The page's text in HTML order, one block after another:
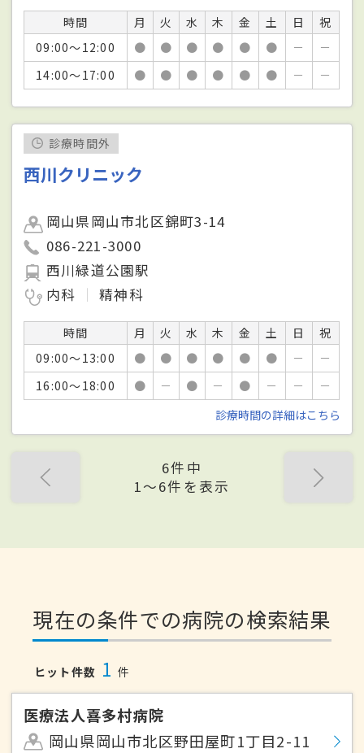
時間 月 火 水 木 金 土 日
祝
09:00～12:00
● ● ● ● ● ● －
－
14:00～17:00
● ● ● ● ● ● － －
診療時間外
西川クリニック
岡山県岡山市北区錦町3-14
086-221-3000
西川緑道公園駅
内科
精神科
時間 月 火 水 木 金 土 日
祝
09:00～13:00
● ● ● ● ● ● －
－
16:00～18:00
● － ● － ● － －
－
診療時間の詳細はこちら
6件中
1〜6件を表示
現在の条件での病院の検索結果
ヒット件数 1 件
医療法人喜多村病院
岡山県岡山市北区野田屋町1丁目2-11